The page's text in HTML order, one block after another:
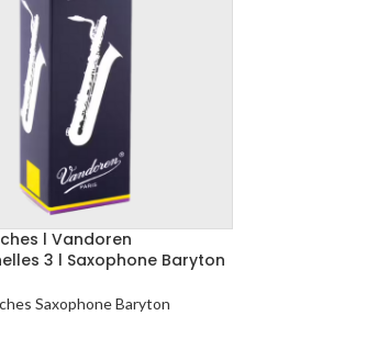
l Vandoren
3 l Saxophone Baryton
Saxophone Baryton